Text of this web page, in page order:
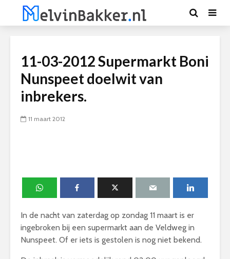
11-03-2012 Supermarkt Boni
Nunspeet doelwit van
inbrekers.
11 maart 2012
In de nacht van zaterdag op zondag 11 maart is er
ingebroken bij een supermarkt aan de Veldweg in
Nunspeet. Of er iets is gestolen is nog niet bekend.